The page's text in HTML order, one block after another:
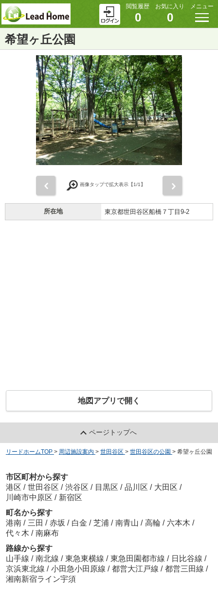
閲覧履歴
0
お気に入り
0
メニュー
希望ヶ丘公園
画像タップで拡大表示【1/1】
所在地 東京都世田谷区船橋７丁目9-2
地図アプリで開く
ページトップへ
リードホームTOP > 周辺施設案内 > 世田谷区 > 世田谷区の公園 > 希望ヶ丘公園
市区町村から探す
港区 / 世田谷区 / 渋谷区 / 目黒区 / 品川区 / 大田区 /
川崎市中原区 / 新宿区
町名から探す
港南 / 三田 / 赤坂 / 白金 / 芝浦 / 南青山 / 高輪 / 六本木 /
代々木 / 南麻布
路線から探す
山手線 / 南北線 / 東急東横線 / 東急田園都市線 / 日比谷線 /
京浜東北線 / 小田急小田原線 / 都営大江戸線 / 都営三田線 /
湘南新宿ライン宇須